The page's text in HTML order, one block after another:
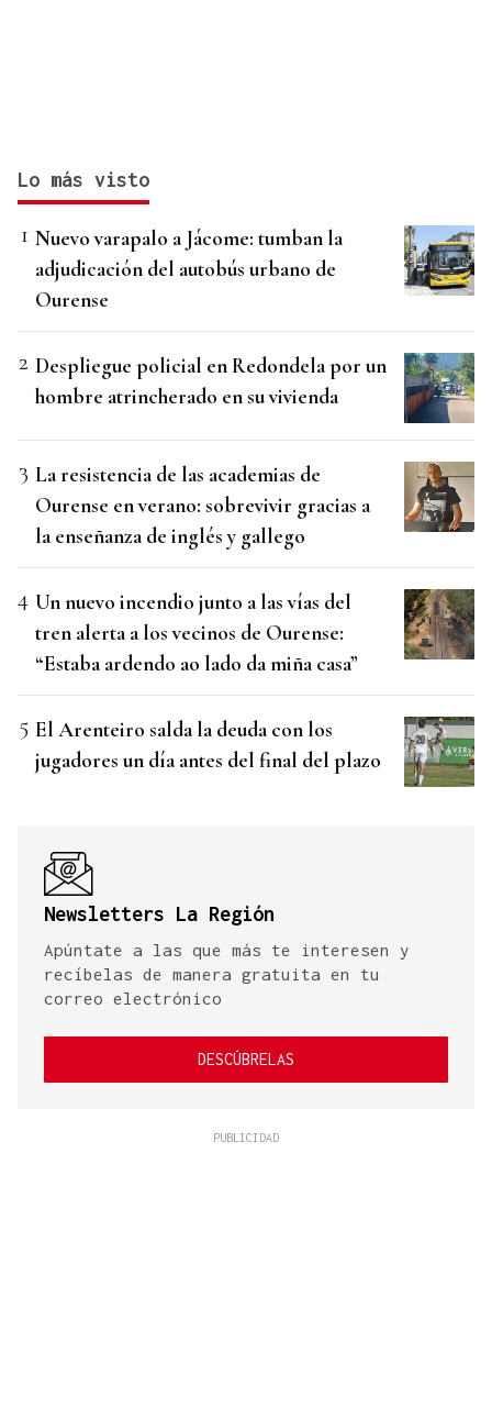
Lo más visto
Nuevo varapalo a Jácome: tumban la
adjudicación del autobús urbano de
Ourense
Despliegue policial en Redondela por un
hombre atrincherado en su vivienda
La resistencia de las academias de
Ourense en verano: sobrevivir gracias a
la enseñanza de inglés y gallego
Un nuevo incendio junto a las vías del
tren alerta a los vecinos de Ourense:
“Estaba ardendo ao lado da miña casa”
El Arenteiro salda la deuda con los
jugadores un día antes del final del plazo
Newsletters La Región
Apúntate a las que más te interesen y
recíbelas de manera gratuita en tu
correo electrónico
DESCÚBRELAS